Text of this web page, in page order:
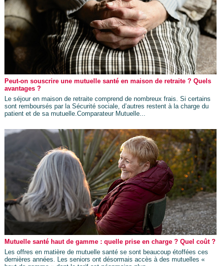
Peut-on souscrire une mutuelle santé en maison de retraite ? Quels
avantages ?
Le séjour en maison de retraite comprend de nombreux frais. Si certains
sont remboursés par la Sécurité sociale, d’autres restent à la charge du
patient et de sa mutuelle.Comparateur Mutuelle...
Mutuelle santé haut de gamme : quelle prise en charge ? Quel coût ?
Les offres en matière de mutuelle santé se sont beaucoup étoffées ces
dernières années. Les seniors ont désormais accès à des mutuelles «